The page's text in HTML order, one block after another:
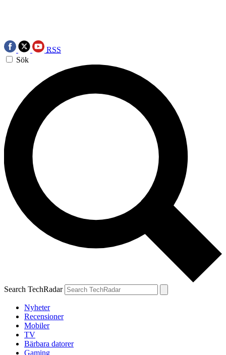
RSS
Sök
Search TechRadar
Nyheter
Recensioner
Mobiler
TV
Bärbara datorer
Gaming